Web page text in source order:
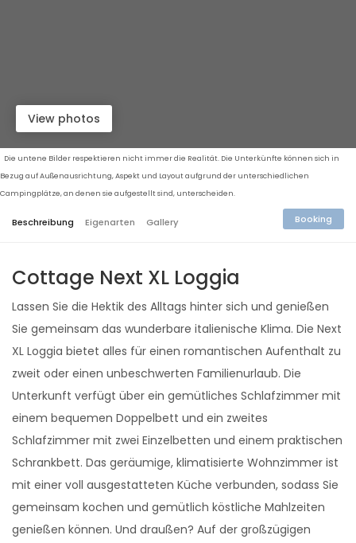
View photos
Die untene Bilder respektieren nicht immer die Realität. Die Unterkünfte können sich in
Bezug auf Außenausrichtung, Aspekt und Layout aufgrund der unterschiedlichen
Campingplätze, an denen sie aufgestellt sind, unterscheiden.
Beschreibung Eigenarten Gallery Booking
Cottage Next XL Loggia
Lassen Sie die Hektik des Alltags hinter sich und genießen
Sie gemeinsam das wunderbare italienische Klima. Die Next
XL Loggia bietet alles für einen romantischen Aufenthalt zu
zweit oder einen unbeschwerten Familienurlaub. Die
Unterkunft verfügt über ein gemütliches Schlafzimmer mit
einem bequemen Doppelbett und ein zweites
Schlafzimmer mit zwei Einzelbetten und einem praktischen
Schrankbett. Das geräumige, klimatisierte Wohnzimmer ist
mit einer voll ausgestatteten Küche verbunden, sodass Sie
gemeinsam kochen und gemütlich köstliche Mahlzeiten
genießen können. Und draußen? Auf der großzügigen